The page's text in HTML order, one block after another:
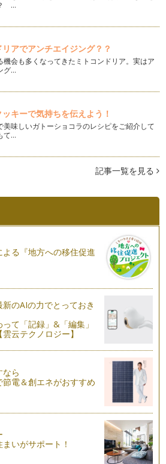
、COE（カップオブエクセレンス）と
っともおい…
話
ヒーにも”等級”というものがありま
で起こる事
は取るのをやめる！ 私は、何故かそ
ら知っていた…
知っておきましょう
などに含まれるカフェイン。 妊娠中
、カフェインレスが良いですよね」
は…
ているカフェイン
る物として、すぐにあげられるのが
は、…
デカフェを作る方法は今まで書いて
フェインレス…
ーヒー情報
最大のスペシャルティコーヒーイベン
！
日本コーヒー協会は、10月1日をコ
スタントコーヒー、効果の違い
湯をじょぼじょぼ～っと入れる超お手
。 …
…
リアでアンチエイジング？？
機会も多くなってきたミトコンドリア。実はア
グ…
キーで気持ちを伝えよう！
美味しいガトーショコラのレシピをご紹介して
て…
記事一覧を見る
る『地方への移住促進
のAIの力でとっておき
て「記録」&「編集」
云テクノロジー】
ら
電＆創エネがおすすめ
いがサポート！